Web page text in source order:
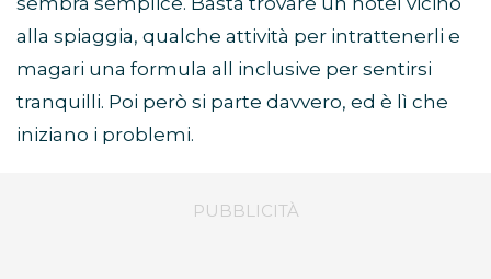
alla spiaggia, qualche attività per intrattenerli e
magari una formula all inclusive per sentirsi
tranquilli. Poi però si parte davvero, ed è lì che
iniziano i problemi.